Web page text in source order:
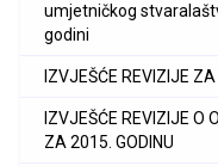
umjetničkog
godini
IZVJEŠĆE REVIZIJE
IZVJEŠĆE REVIZIJE O
ZA 2015. GODINU